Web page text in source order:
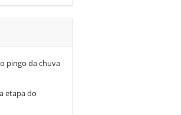
pingo da chuva
etapa do